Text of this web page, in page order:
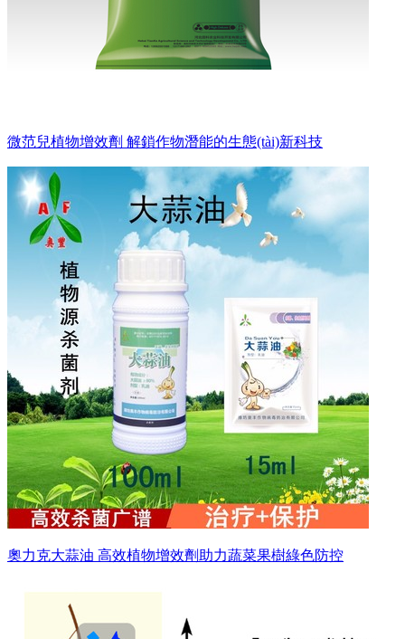
微范兒植物增效劑 解鎖作物潛能的生態(tài)新科技
奧力克大蒜油 高效植物增效劑助力蔬菜果樹綠色防控